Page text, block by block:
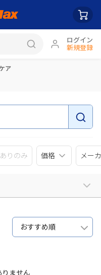
ログイン
新規登録
ア
りのみ 価格 メー
おすすめ順
りません